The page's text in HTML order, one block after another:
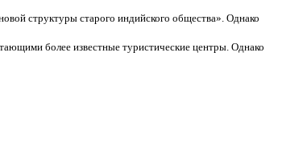
структуры старого индийского общества». Однако
более известные туристические центры. Однако